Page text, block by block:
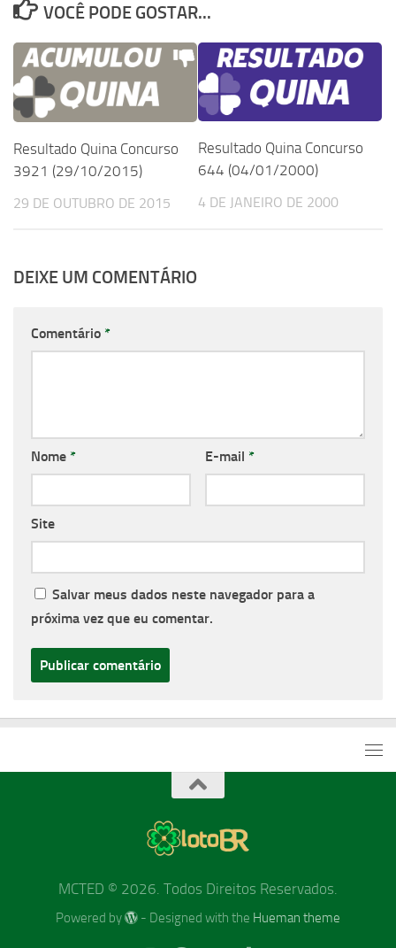
VOCÊ PODE GOSTAR...
Resultado Quina Concurso
3921 (29/10/2015)
29 DE OUTUBRO DE 2015
Resultado Quina Concurso
644 (04/01/2000)
4 DE JANEIRO DE 2000
DEIXE UM COMENTÁRIO
Comentário *
Nome * E-mail *
Site
Salvar meus dados neste navegador para a
próxima vez que eu comentar.
MCTED © 2026. Todos Direitos Reservados.
Powered by - Designed with the Hueman theme